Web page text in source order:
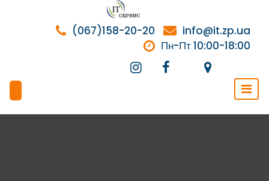
содержимому
info@it.zp.ua
(067)158-20-20
Пн-Пт 10:00-18:00